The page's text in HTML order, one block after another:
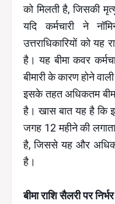
को मिलती है, जिसकी
यदि कर्मचारी ने
उत्तराधिकारियों को यह
है। यह बीमा कवर
बीमारी के कारण होने
इसके तहत अधिकतम
है। खास बात यह है कि
जगह 12 महीने की
है, जिससे यह और अधिक
है।
बीमा राशि सैलरी पर निर्भर